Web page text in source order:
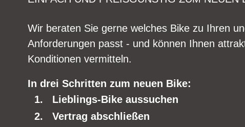
Wir beraten Sie gerne welches Bike zu Ihren
Anforderungen passt - und können Ihnen
Konditionen vermitteln.
In drei Schritten zum neuen Bike:
Lieblings-Bike aussuchen
Vertrag abschließen